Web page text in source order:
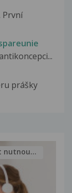
První
prášky
nutnou...